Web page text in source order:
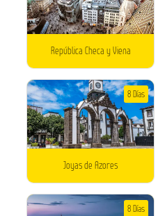
República Checa y Viena
Joyas de Azores
8 Días
8 Días